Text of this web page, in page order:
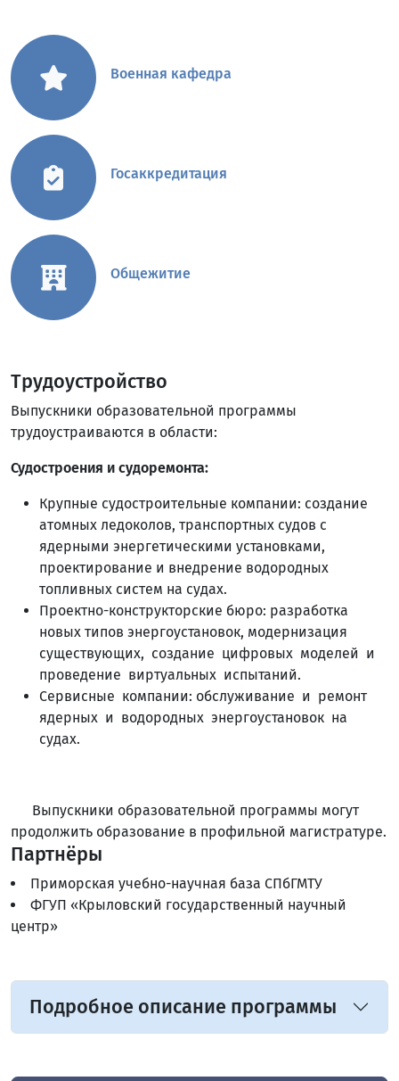
Военная кафедра
Госаккредитация
Общежитие
Трудоустройство
Выпускники образовательной программы
трудоустраиваются в области:
Судостроения и судоремонта:
Крупные судостроительные компании: создание
атомных ледоколов, транспортных судов с
ядерными энергетическими установками,
проектирование и внедрение водородных
топливных систем на судах.
Проектно-конструкторские бюро: разработка
новых типов энергоустановок, модернизация
существующих, создание цифровых моделей и
проведение виртуальных испытаний.
Сервисные компании: обслуживание и ремонт
ядерных и водородных энергоустановок на
судах.
Выпускники образовательной программы могут
продолжить образование в профильной магистратуре.
Партнёры
Приморская учебно-научная база СПбГМТУ
ФГУП «Крыловский государственный научный
центр»
Подробное описание программы